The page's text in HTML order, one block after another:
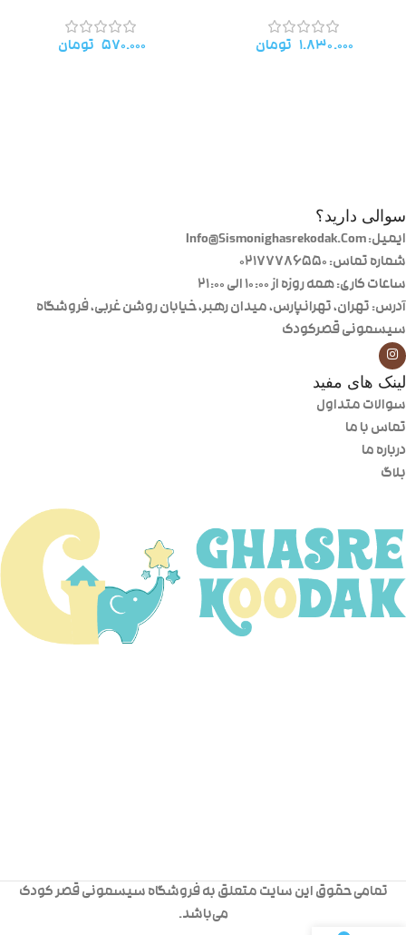
۱.۸۳۰.۰۰۰ تومان ۵۷۰.۰۰۰ تومان
سوالی دارید؟
ایمیل: Info@Sismonighasrekodak.Com
شماره تماس: 02177786550
ساعات کاری: همه روزه از ۱۰:۰۰ الی ۲۱:۰۰
آدرس: تهران، تهرانپارس، میدان رهبر، خیابان روشن غربی، فروشگاه
سیسمونی قصرکودک
لینک های مفید
سوالات متداول
تماس با ما
درباره ما
بلاگ
تمامی حقوق این سایت متعلق به فروشگاه سیسمونی قصر کودک
می‌باشد.